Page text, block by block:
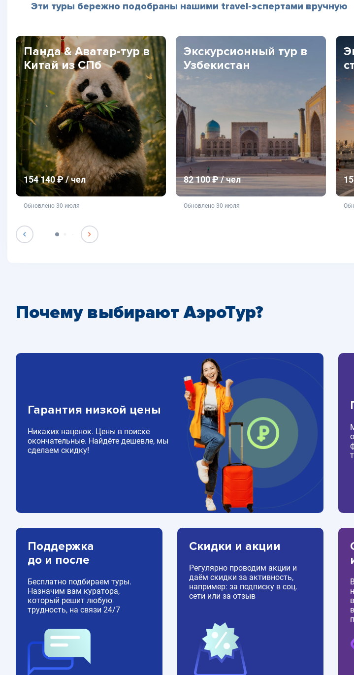
Эти туры бережно подобраны нашими travel-эспертами вручную
Панда & Аватар-тур в
Китай из СПб
154 140 ₽ / чел
не является публичной офертой
Обновлено 30 июля
Экскурсионный тур в
Узбекистан
82 100 ₽ / чел
не является публичной офертой
Обновлено 30 июля
Почему выбирают АэроТур?
Гарантия низкой цены
Никаких наценок. Цены в поиске
окончательные. Найдёте дешевле, мы
сделаем скидку!
Поддержка
до и после
Бесплатно подбираем туры.
Назначим вам куратора,
который решит любую
трудность, на связи 24/7
Скидки и акции
Регулярно проводим акции и
даём скидки за активность,
например: за подписку в соц.
сети или за отзыв